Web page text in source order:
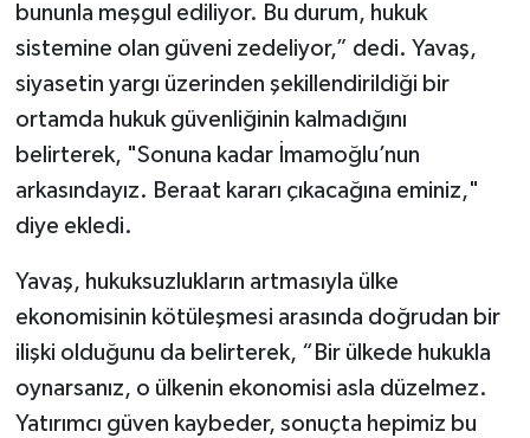
bununla meşgul ediliyor. Bu durum, hukuk
sistemine olan güveni zedeliyor,” dedi. Yavaş,
siyasetin yargı üzerinden şekillendirildiği bir
ortamda hukuk güvenliğinin kalmadığını
belirterek, "Sonuna kadar İmamoğlu’nun
arkasındayız. Beraat kararı çıkacağına eminiz,"
diye ekledi.
Yavaş, hukuksuzlukların artmasıyla ülke
ekonomisinin kötüleşmesi arasında doğrudan bir
ilişki olduğunu da belirterek, “Bir ülkede hukukla
oynarsanız, o ülkenin ekonomisi asla düzelmez.
Yatırımcı güven kaybeder, sonuçta hepimiz bu